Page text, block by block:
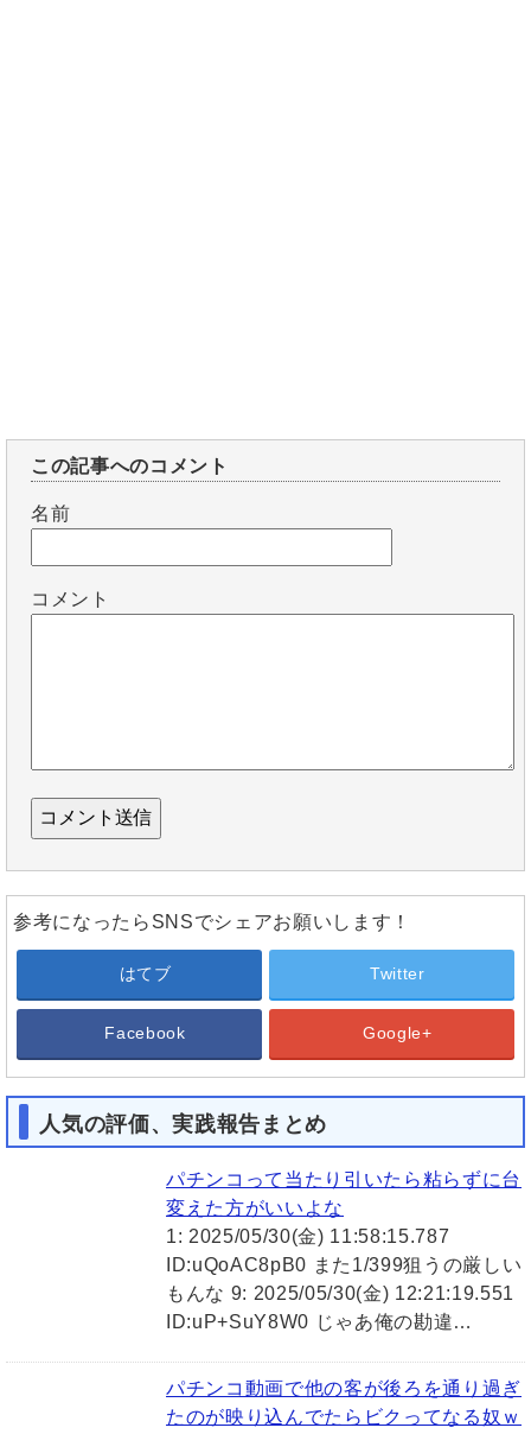
この記事へのコメント
名前
コメント
参考になったらSNSでシェアお願いします！
はてブ Twitter
Facebook Google+
人気の評価、実践報告まとめ
パチンコって当たり引いたら粘らずに台
変えた方がいいよな
1: 2025/05/30(金) 11:58:15.787
ID:uQoAC8pB0 また1/399狙うの厳しい
もんな 9: 2025/05/30(金) 12:21:19.551
ID:uP+SuY8W0 じゃあ俺の勘違…
パチンコ動画で他の客が後ろを通り過ぎ
たのが映り込んでたらビクってなる奴ｗ